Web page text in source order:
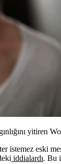
yitiren
istemez eski
iddialardı. Bu